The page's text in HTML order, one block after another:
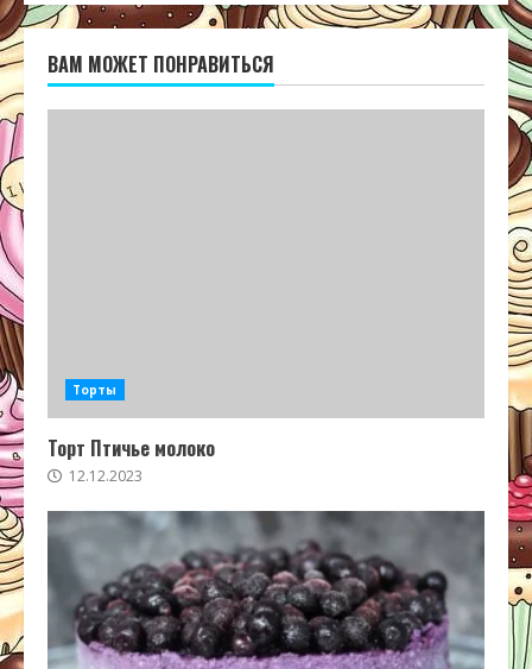
ВАМ МОЖЕТ ПОНРАВИТЬСЯ
Торты
Торт Птичье молоко
12.12.2023